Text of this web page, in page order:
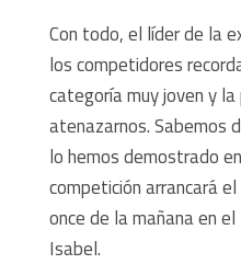
Con todo, el líder de la
los competidores
categoría muy joven y
atenazarnos. Sabemos
lo hemos demostrado
competición arrancará
once de la mañana en
Isabel.